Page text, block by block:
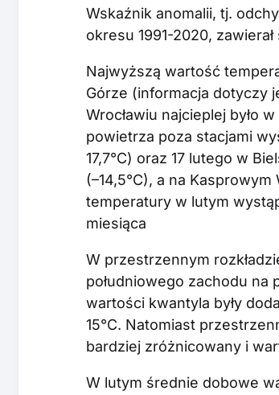
Wskaźnik anomalii, tj.
okresu 1991-2020,
Najwyższą wartość
Górze (informacja dotyczy
Wrocławiu najcieplej było
powietrza poza stacjami
17,7°C) oraz 17 lutego w
(–14,5°C), a na
temperatury w lutym
miesiąca
W przestrzennym
południowego zachodu na
wartości kwantyla były
15°C. Natomiast
bardziej zróżnicowany i
W lutym średnie dobowe